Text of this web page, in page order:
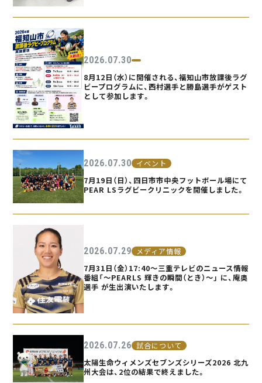
2026.07.30
8月12日（水）に開催される、福知山市放課後ラグ
ビープログラムに、西村選手と勝島選手がゲスト
として参加します。
2026.07.30 イベント
7月19日（日）、四日市市中央フットボール場にて
PEAR LSラグビークリニックを開催しました。
2026.07.29 メディア情報
7月31日（金）17:40〜三重テレビのニュース情報
番組「〜PEARLS 輝きの瞬間（とき）〜」 に、庵奥
選手 が生出演いたします。
2026.07.26 試合について
太陽生命ウィメンズセブンズシリーズ2026 北九
州大会は、2位の結果で終えました。